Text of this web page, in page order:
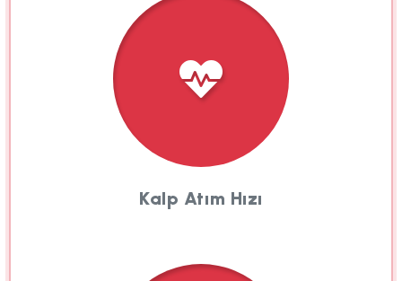
Kalp Atım Hızı